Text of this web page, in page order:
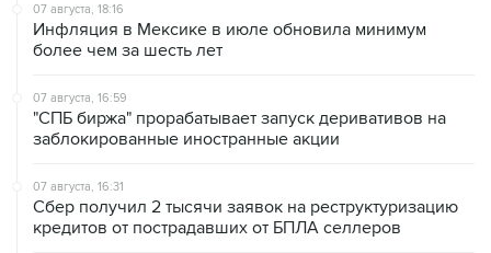
07 августа, 18:16
Инфляция в Мексике в июле обновила минимум
более чем за шесть лет
07 августа, 16:59
"СПБ биржа" прорабатывает запуск деривативов на
заблокированные иностранные акции
07 августа, 16:31
Сбер получил 2 тысячи заявок на реструктуризацию
кредитов от пострадавших от БПЛА селлеров